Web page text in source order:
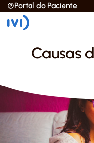
Portal do Paciente
Causas